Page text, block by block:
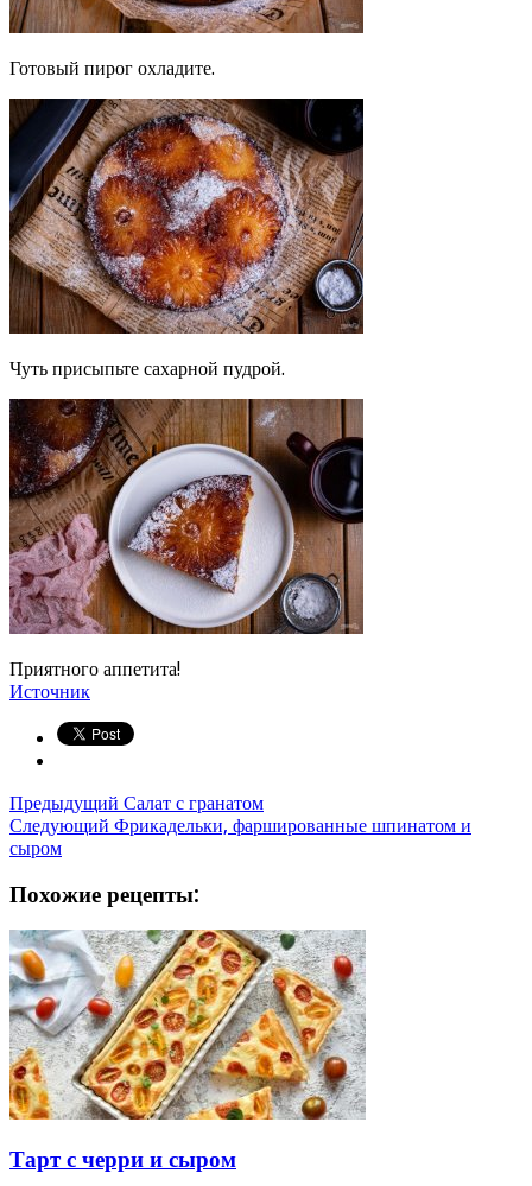
Готовый пирог охладите.
Чуть присыпьте сахарной пудрой.
Приятного аппетита!
Источник
Предыдущий Салат с гранатом
Следующий Фрикадельки, фаршированные шпинатом и
сыром
Похожие рецепты:
Тарт с черри и сыром